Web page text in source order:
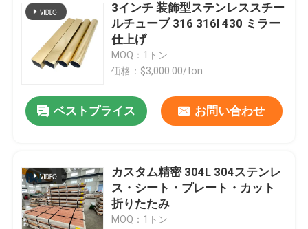
3インチ 装飾型ステンレススチー
ルチューブ 316 316l 430 ミラー
仕上げ
MOQ：1トン
価格：$3,000.00/ton
ベストプライス お問い合わせ
カスタム精密 304L 304ステンレ
ス・シート・プレート・カット
折りたたみ
MOQ：1トン